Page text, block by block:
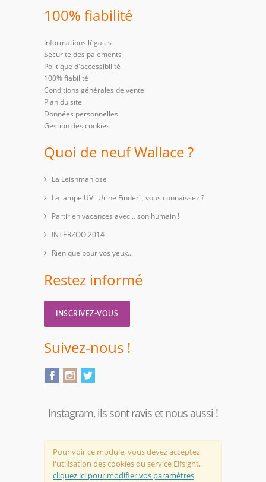
100% fiabilité
Informations légales
Sécurité des paiements
Politique d'accessibilité
100% fiabilité
Conditions générales de vente
Plan du site
Données personnelles
Gestion des cookies
Quoi de neuf Wallace ?
La Leishmaniose
La lampe UV "Urine Finder", vous connaissez ?
Partir en vacances avec… son humain !
INTERZOO 2014
Rien que pour vos yeux...
Restez informé
INSCRIVEZ-VOUS
Suivez-nous !
Instagram, ils sont ravis et nous aussi !
Pour voir ce module, vous devez acceptez
l'utilisation des cookies du service Elfsight,
cliquez ici pour modifier vos paramètres